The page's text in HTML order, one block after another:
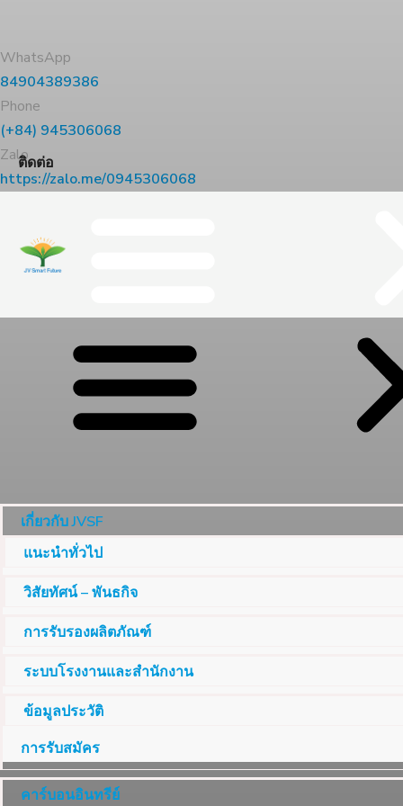
ติดต่อ
WhatsApp
84904389386
Phone
(+84) 945306068
Zalo
https://zalo.me/0945306068
เกี่ยวกับ JVSF
แนะนำทั่วไป
วิสัยทัศน์ – พันธกิจ
การรับรองผลิตภัณฑ์
ระบบโรงงานและสำนักงาน
ข้อมูลประวัติ
การรับสมัคร
คาร์บอนอินทรีย์